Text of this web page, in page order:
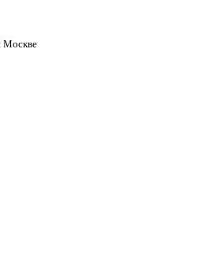
Москве